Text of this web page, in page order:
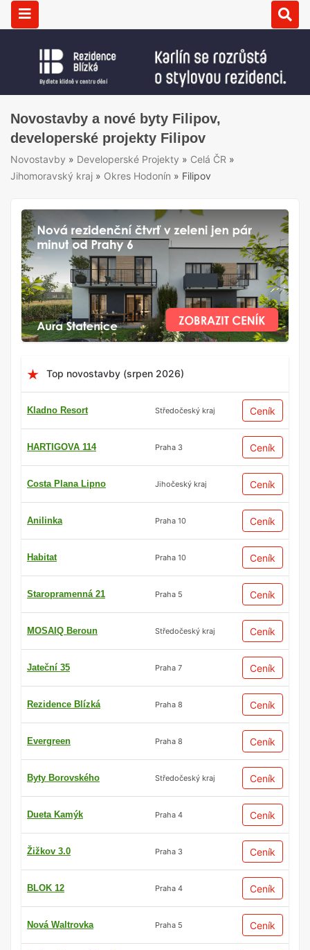
Novostavby a nové byty Filipov,
developerské projekty Filipov
Novostavby » Developerské Projekty » Celá ČR »
Jihomoravský kraj » Okres Hodonín » Filipov
Top novostavby (srpen 2026)
Kladno Resort Středočeský kraj Ceník
HARTIGOVA 114 Praha 3 Ceník
Costa Plana Lipno Jihočeský kraj Ceník
Anilinka Praha 10 Ceník
Habitat Praha 10 Ceník
Staropramenná 21 Praha 5 Ceník
MOSAIQ Beroun Středočeský kraj Ceník
Jateční 35 Praha 7 Ceník
Rezidence Blízká Praha 8 Ceník
Evergreen Praha 8 Ceník
Byty Borovského Středočeský kraj Ceník
Dueta Kamýk Praha 4 Ceník
Žižkov 3.0 Praha 3 Ceník
BLOK 12 Praha 4 Ceník
Nová Waltrovka Praha 5 Ceník